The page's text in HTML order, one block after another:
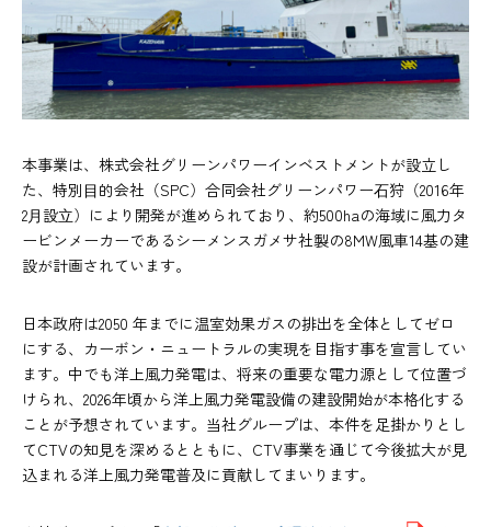
本事業は、株式会社グリーンパワーインベストメントが設立し
た、特別⽬的会社（SPC）合同会社グリーンパワー⽯狩（2016年
2⽉設⽴）により開発が進められており、約500haの海域に風力タ
ービンメーカーであるシーメンスガメサ社製の8MW風車14基の建
設が計画されています。
日本政府は2050 年までに温室効果ガスの排出を全体としてゼロ
にする、カーボン・ニュートラルの実現を目指す事を宣言してい
ます。中でも洋上風力発電は、将来の重要な電力源として位置づ
けられ、2026年頃から洋上風力発電設備の建設開始が本格化する
ことが予想されています。当社グループは、本件を足掛かりとし
てCTVの知見を深めるとともに、CTV事業を通じて今後拡大が見
込まれる洋上風力発電普及に貢献してまいります。